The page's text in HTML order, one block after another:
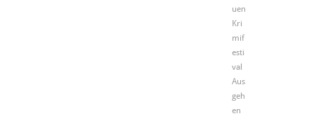
uen
Kri
mif
esti
val
Aus
geh
en